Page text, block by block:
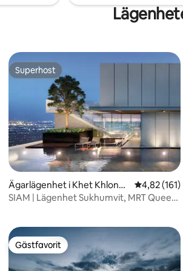
betyg, 242 omdömen
Superhost
Superhost
Ägarlägenhet i Khet Khlong
Toei
4,82 av 5 i
4,82 (161)
SIAM | Lägenhet Sukhumvit, MRT Queen
Gästfavorit
Gästfavorit